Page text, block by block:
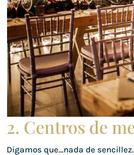
2. Centros de
Digamos que…nada de